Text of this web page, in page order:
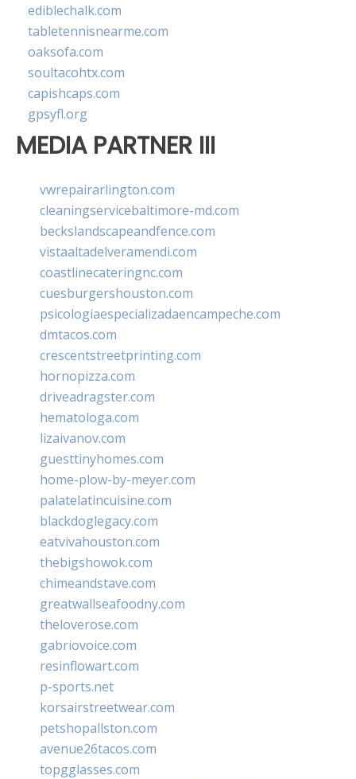
ediblechalk.com
tabletennisnearme.com
oaksofa.com
soultacohtx.com
capishcaps.com
gpsyfl.org
MEDIA PARTNER III
vwrepairarlington.com
cleaningservicebaltimore-md.com
beckslandscapeandfence.com
vistaaltadelveramendi.com
coastlinecateringnc.com
cuesburgershouston.com
psicologiaespecializadaencampeche.com
dmtacos.com
crescentstreetprinting.com
hornopizza.com
driveadragster.com
hematologa.com
lizaivanov.com
guesttinyhomes.com
home-plow-by-meyer.com
palatelatincuisine.com
blackdoglegacy.com
eatvivahouston.com
thebigshowok.com
chimeandstave.com
greatwallseafoodny.com
theloverose.com
gabriovoice.com
resinflowart.com
p-sports.net
korsairstreetwear.com
petshopallston.com
avenue26tacos.com
topgglasses.com